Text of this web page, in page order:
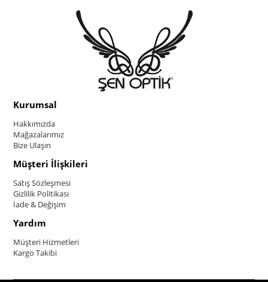
Kurumsal
Hakkımızda
Mağazalarımız
Bize Ulaşın
Müşteri İlişkileri
Satış Sözleşmesi
Gizlilik Politikası
İade & Değişim
Yardım
Müşteri Hizmetleri
Kargo Takibi